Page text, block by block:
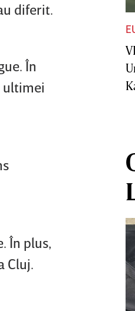
diferit.
În
ultimei
În plus,
Cluj.